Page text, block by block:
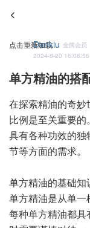
点击重新加载
Dankiu 金牌会员
2024-8-20 16:08:56
单方精油的搭
在探索精油的奇
比例是至关重要
具有各种功效的
节等方面的需求。
单方精油的基础知
单方精油是从单一
每种单方精油都